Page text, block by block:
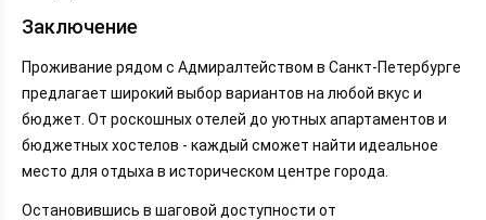
Заключение
Проживание рядом с Адмиралтейством в Санкт-Петербурге
предлагает широкий выбор вариантов на любой вкус и
бюджет. От роскошных отелей до уютных апартаментов и
бюджетных хостелов - каждый сможет найти идеальное
место для отдыха в историческом центре города.
Остановившись в шаговой доступности от